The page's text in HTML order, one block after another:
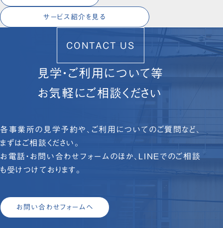
サービス紹介を見る
CONTACT US
見学・ご利用について等
お気軽にご相談ください
各事業所の見学予約や、ご利用についてのご質問など、
まずはご相談ください。
お電話・お問い合わせフォームのほか、LINEでのご相談
も受けつけております。
お問い合わせフォームへ